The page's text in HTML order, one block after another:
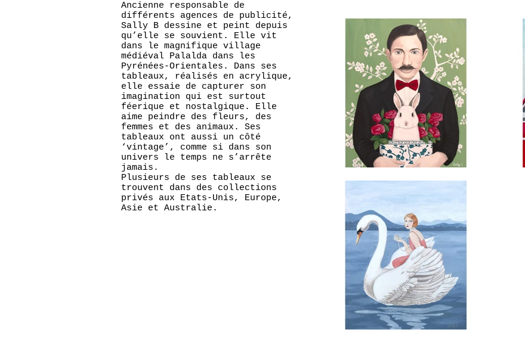
Ancienne responsable de
différents agences de publicité,
Sally B dessine et peint depuis
qu’elle se souvient. Elle vit
dans le magnifique village
médiéval Palalda dans les
Pyrénées-Orientales. Dans ses
tableaux, réalisés en acrylique,
elle essaie de capturer son
imagination qui est surtout
féerique et nostalgique. Elle
aime peindre des fleurs, des
femmes et des animaux. Ses
tableaux ont aussi un côté
‘vintage’, comme si dans son
univers le temps ne s’arrête
jamais.
Plusieurs de ses tableaux se
trouvent dans des collections
privés aux Etats-Unis, Europe,
Asie et Australie.